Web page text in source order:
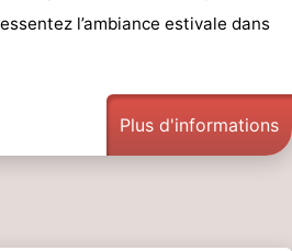
l’ambiance estivale dans
Plus d'informations